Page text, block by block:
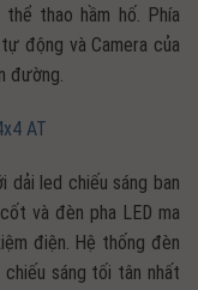
thao hầm hố. Phía
động và Camera của
đường.
dải led chiếu sáng ban
và đèn pha LED ma
điện. Hệ thống đèn
sáng tối tân nhất